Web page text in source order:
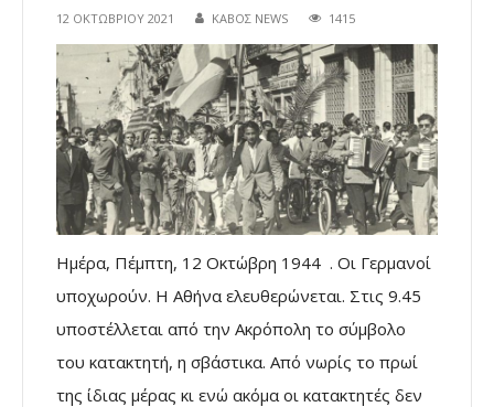
12 ΟΚΤΩΒΡΊΟΥ 2021 ΚΑΒΟΣ NEWS 1415
Ημέρα, Πέμπτη, 12 Οκτώβρη 1944 . Οι Γερμανοί
υποχωρούν. Η Αθήνα ελευθερώνεται. Στις 9.45
υποστέλλεται από την Ακρόπολη το σύμβολο
του κατακτητή, η σβάστικα. Από νωρίς το πρωί
της ίδιας μέρας κι ενώ ακόμα οι κατακτητές δεν